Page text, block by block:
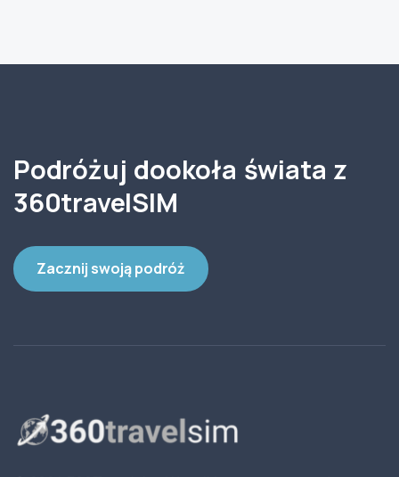
Podróżuj dookoła świata z
360travelSIM
Zacznij swoją podróż